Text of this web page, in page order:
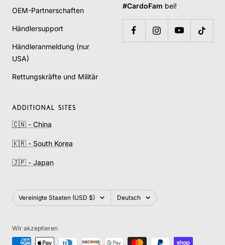
OEM-Partnerschaften
Händlersupport
Händleranmeldung (nur
USA)
Rettungskräfte und Militär
#CardoFam bei!
ADDITIONAL SITES
🇨🇳 - China
🇰🇷 - South Korea
🇯🇵 - Japan
Land/Region
Vereinigte Staaten (USD $) Sprache
Deutsch
Wir akzeptieren